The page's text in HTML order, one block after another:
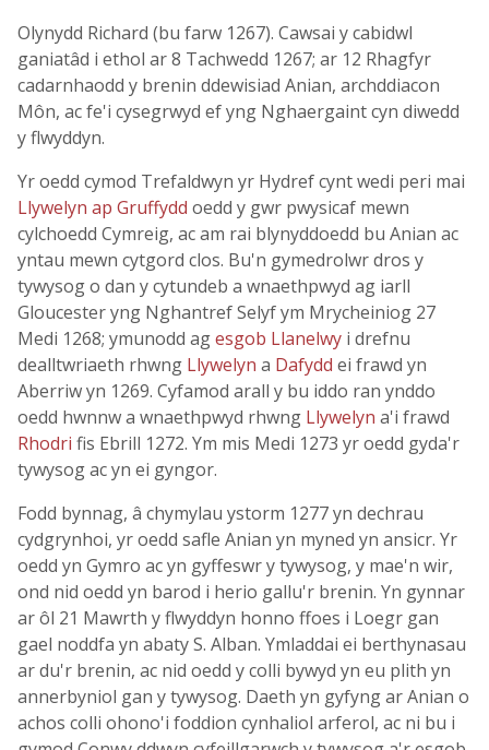
Olynydd Richard (bu farw 1267). Cawsai y cabidwl
ganiatâd i ethol ar 8 Tachwedd 1267; ar 12 Rhagfyr
cadarnhaodd y brenin ddewisiad Anian, archddiacon
Môn, ac fe'i cysegrwyd ef yng Nghaergaint cyn diwedd
y flwyddyn.
Yr oedd cymod Trefaldwyn yr Hydref cynt wedi peri mai
Llywelyn ap Gruffydd oedd y gwr pwysicaf mewn
cylchoedd Cymreig, ac am rai blynyddoedd bu Anian ac
yntau mewn cytgord clos. Bu'n gymedrolwr dros y
tywysog o dan y cytundeb a wnaethpwyd ag iarll
Gloucester yng Nghantref Selyf ym Mrycheiniog 27
Medi 1268; ymunodd agesgob Llanelwy i drefnu
dealltwriaeth rhwng Llywelyn a Dafydd ei frawd yn
Aberriw yn 1269. Cyfamod arall y bu iddo ran ynddo
oedd hwnnw a wnaethpwyd rhwng Llywelyn a'i frawd
Rhodri fis Ebrill 1272. Ym mis Medi 1273 yr oedd gyda'r
tywysog ac yn ei gyngor.
Fodd bynnag, â chymylau ystorm 1277 yn dechrau
cydgrynhoi, yr oedd safle Anian yn myned yn ansicr. Yr
oedd yn Gymro ac yn gyffeswr y tywysog, y mae'n wir,
ond nid oedd yn barod i herio gallu'r brenin. Yn gynnar
ar ôl 21 Mawrth y flwyddyn honno ffoes i Loegr gan
gael noddfa yn abaty S. Alban. Ymladdai ei berthynasau
ar du'r brenin, ac nid oedd y colli bywyd yn eu plith yn
annerbyniol gan y tywysog. Daeth yn gyfyng ar Anian o
achos colli ohono'i foddion cynhaliol arferol, ac ni bu i